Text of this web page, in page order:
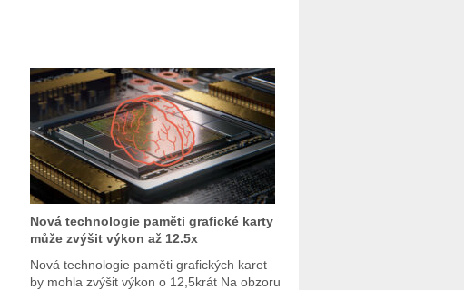
Nová technologie paměti grafické karty
může zvýšit výkon až 12.5x
Nová technologie paměti grafických karet
by mohla zvýšit výkon o 12,5krát Na obzoru